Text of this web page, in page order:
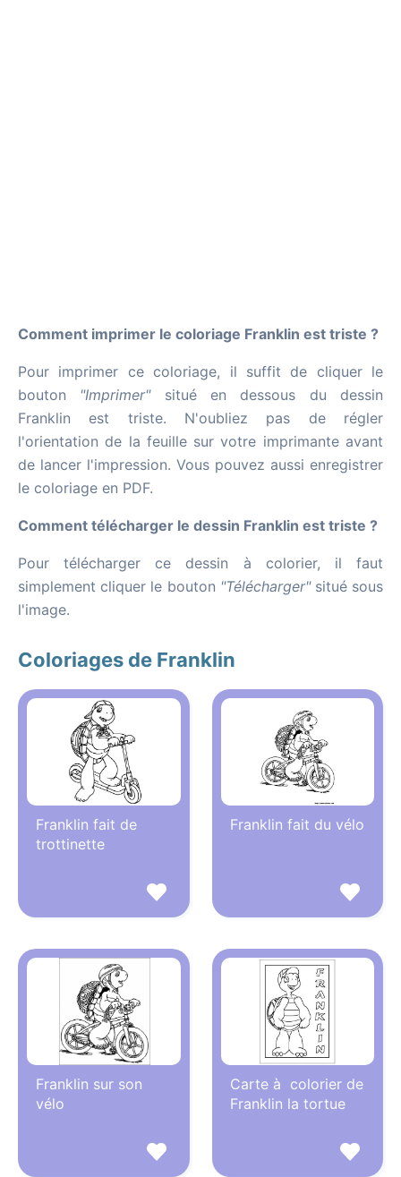
Comment imprimer le coloriage Franklin est triste ?
Pour imprimer ce coloriage, il suffit de cliquer le
bouton "Imprimer"situé en dessous du dessin
Franklin est triste. N'oubliez pas de régler
l'orientation de la feuille sur votre imprimante avant
de lancer l'impression. Vous pouvez aussi enregistrer
le coloriage en PDF.
Comment télécharger le dessin Franklin est triste ?
Pour télécharger ce dessin à colorier, il faut
simplement cliquer le bouton "Télécharger"situé sous
l'image.
Coloriages de Franklin
Franklin fait de
trottinette
Franklin fait du vélo
Franklin sur son
vélo
Carte à colorier de
Franklin la tortue